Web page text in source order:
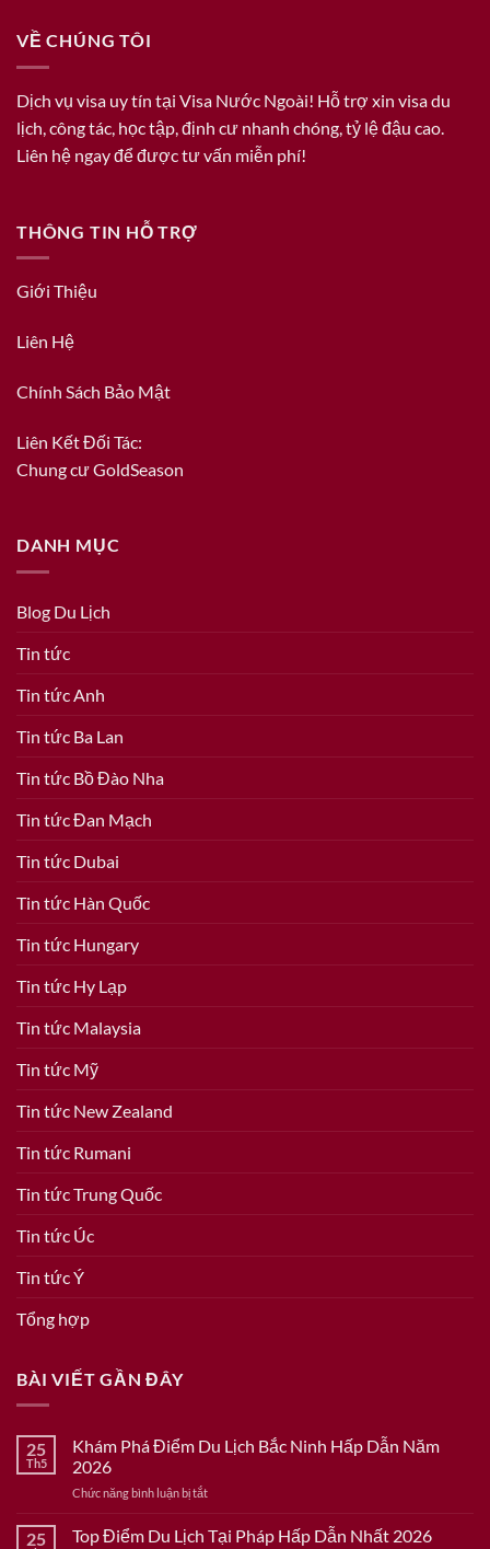
VỀ CHÚNG TÔI
Dịch vụ visa uy tín tại Visa Nước Ngoài! Hỗ trợ xin visa du
lịch, công tác, học tập, định cư nhanh chóng, tỷ lệ đậu cao.
Liên hệ ngay để được tư vấn miễn phí!
THÔNG TIN HỖ TRỢ
Giới Thiệu
Liên Hệ
Chính Sách Bảo Mật
Liên Kết Đối Tác:
Chung cư GoldSeason
DANH MỤC
Blog Du Lịch
Tin tức
Tin tức Anh
Tin tức Ba Lan
Tin tức Bồ Đào Nha
Tin tức Đan Mạch
Tin tức Dubai
Tin tức Hàn Quốc
Tin tức Hungary
Tin tức Hy Lạp
Tin tức Malaysia
Tin tức Mỹ
Tin tức New Zealand
Tin tức Rumani
Tin tức Trung Quốc
Tin tức Úc
Tin tức Ý
Tổng hợp
BÀI VIẾT GẦN ĐÂY
25
Th5
Khám Phá Điểm Du Lịch Bắc Ninh Hấp Dẫn Năm
2026
Chức năng bình luận bị tắtở
Phá
25 Top Điểm Du Lịch Tại Pháp Hấp Dẫn Nhất 2026